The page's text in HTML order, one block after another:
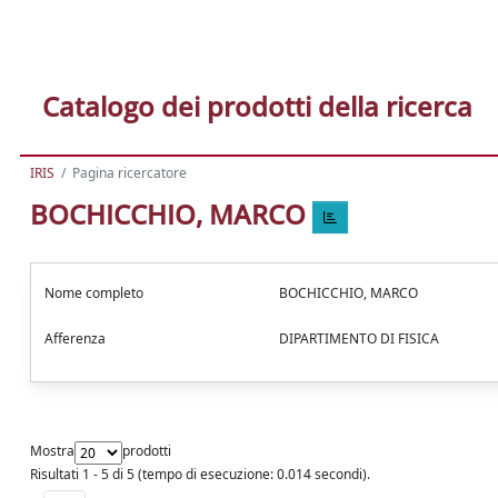
Catalogo dei prodotti della ricerca
IRIS Pagina ricercatore
BOCHICCHIO, MARCO
Nome completo BOCHICCHIO, MARCO
Afferenza DIPARTIMENTO DI FISICA
Mostra
prodotti
Risultati 1 - 5 di 5 (tempo di esecuzione: 0.014 secondi).